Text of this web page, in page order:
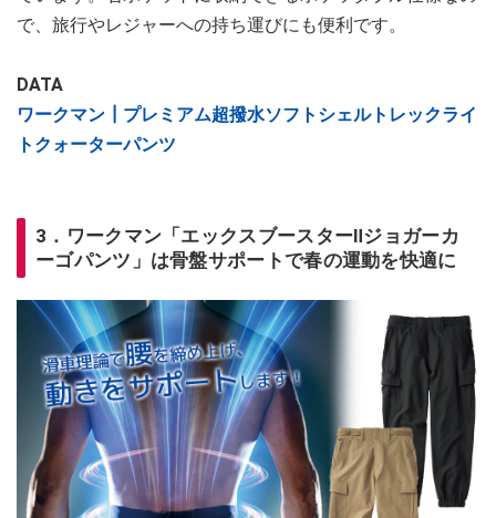
で、旅行やレジャーへの持ち運びにも便利です。
DATA
ワークマン┃プレミアム超撥水ソフトシェルトレックライ
トクォーターパンツ
3．ワークマン「エックスブースターⅡジョガーカ
ーゴパンツ」は骨盤サポートで春の運動を快適に